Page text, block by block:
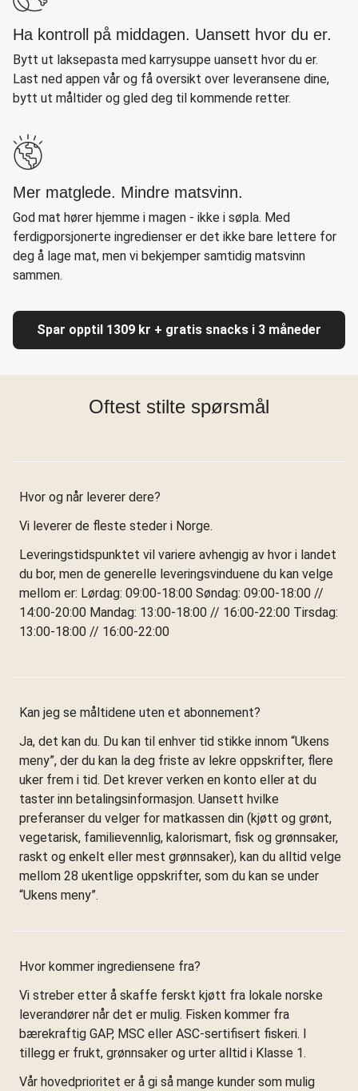
Ha kontroll på middagen. Uansett hvor du er.
Bytt ut laksepasta med karrysuppe uansett hvor du er.
Last ned appen vår og få oversikt over leveransene dine,
bytt ut måltider og gled deg til kommende retter.
Mer matglede. Mindre matsvinn.
God mat hører hjemme i magen - ikke i søpla. Med
ferdigporsjonerte ingredienser er det ikke bare lettere for
deg å lage mat, men vi bekjemper samtidig matsvinn
sammen.
Spar opptil 1309 kr + gratis snacks i 3 måneder
Oftest stilte spørsmål
Hvor og når leverer dere?
Vi leverer de fleste steder i Norge.
Leveringstidspunktet vil variere avhengig av hvor i landet
du bor, men de generelle leveringsvinduene du kan velge
mellom er: Lørdag: 09:00-18:00 Søndag: 09:00-18:00 //
14:00-20:00 Mandag: 13:00-18:00 // 16:00-22:00 Tirsdag:
13:00-18:00 // 16:00-22:00
Kan jeg se måltidene uten et abonnement?
Ja, det kan du. Du kan til enhver tid stikke innom “Ukens
meny”, der du kan la deg friste av lekre oppskrifter, flere
uker frem i tid. Det krever verken en konto eller at du
taster inn betalingsinformasjon. Uansett hvilke
preferanser du velger for matkassen din (kjøtt og grønt,
vegetarisk, familievennlig, kalorismart, fisk og grønnsaker,
raskt og enkelt eller mest grønnsaker), kan du alltid velge
mellom 28 ukentlige oppskrifter, som du kan se under
“Ukens meny”.
Hvor kommer ingrediensene fra?
Vi streber etter å skaffe ferskt kjøtt fra lokale norske
leverandører når det er mulig. Fisken kommer fra
bærekraftig GAP, MSC eller ASC-sertifisert fiskeri. I
tillegg er frukt, grønnsaker og urter alltid i Klasse 1.
Vår hovedprioritet er å gi så mange kunder som mulig